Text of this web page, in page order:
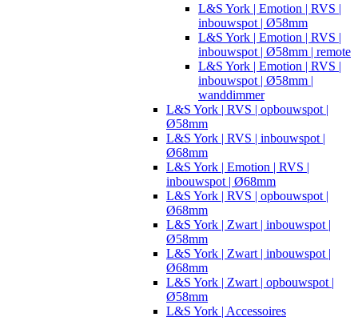
L&S York | Emotion | RVS |
inbouwspot | Ø58mm
L&S York | Emotion | RVS |
inbouwspot | Ø58mm | remote
L&S York | Emotion | RVS |
inbouwspot | Ø58mm |
wanddimmer
L&S York | RVS | opbouwspot |
Ø58mm
L&S York | RVS | inbouwspot |
Ø68mm
L&S York | Emotion | RVS |
inbouwspot | Ø68mm
L&S York | RVS | opbouwspot |
Ø68mm
L&S York | Zwart | inbouwspot |
Ø58mm
L&S York | Zwart | inbouwspot |
Ø68mm
L&S York | Zwart | opbouwspot |
Ø58mm
L&S York | Accessoires